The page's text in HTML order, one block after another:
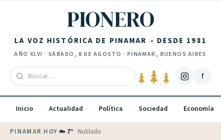
PIONERO
LA VOZ HISTÓRICA DE PINAMAR DESDE 1981
AÑO XLVI · SÁBADO, 8 DE AGOSTO · PINAMAR, BUENOS AIRES
f
Inicio Actualidad Política Sociedad Economía
PINAMAR HOY·💵 Dólar blue$1525